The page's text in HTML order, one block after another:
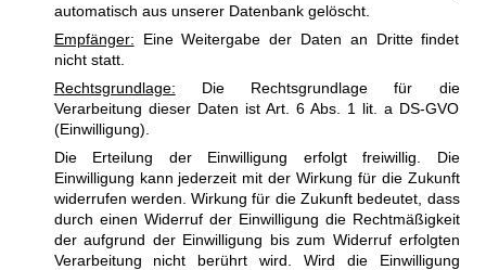
automatisch aus unserer Datenbank gelöscht.
Empfänger: Eine Weitergabe der Daten an Dritte findet
nicht statt.
Rechtsgrundlage: Die Rechtsgrundlage für die
Verarbeitung dieser Daten ist Art. 6 Abs. 1 lit. a DS-GVO
(Einwilligung).
Die Erteilung der Einwilligung erfolgt freiwillig. Die
Einwilligung kann jederzeit mit der Wirkung für die Zukunft
widerrufen werden. Wirkung für die Zukunft bedeutet, dass
durch einen Widerruf der Einwilligung die Rechtmäßigkeit
der aufgrund der Einwilligung bis zum Widerruf erfolgten
Verarbeitung nicht berührt wird. Wird die Einwilligung